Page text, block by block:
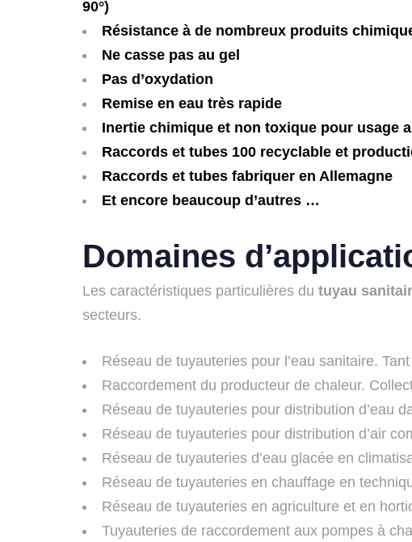
90°)
Résistance à de nombreux produits
Ne casse pas au gel
Pas d’oxydation
Remise en eau très rapide
Inertie chimique et non toxique pour usage
Raccords et tubes 100 recyclable et
Raccords et tubes fabriquer en Allemagne
Et encore beaucoup d’autres …
Domaines
Les caractéristiques particulières du tuyau
secteurs.
Réseau de tuyauteries pour l’eau sanitaire.
Raccordement du producteur de chaleur.
Réseau de tuyauteries pour distribution d’eau
Réseau de tuyauteries pour distribution d’air
Réseau de tuyauteries d’eau glacée en
Réseau de tuyauteries en chauffage en
Réseau de tuyauteries en agriculture et en
Tuyauteries de raccordement aux pompes à